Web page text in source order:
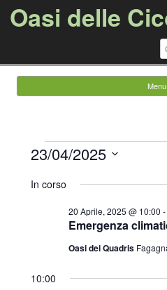
Oasi delle
Menu
Eventi
for
2025
23/04/2025
la
data.
In corso
Emergenza
20 Aprile, 2025 @ 10:00 -
Oasi dei Quadris
10:00